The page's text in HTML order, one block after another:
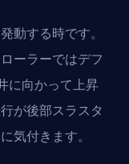
動する時です。
ーラーではデフ
に向かって上昇
が後部スラスタ
気付きます。